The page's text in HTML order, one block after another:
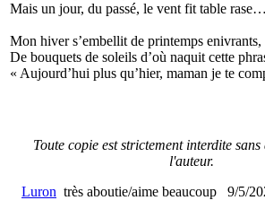
Mais un jour, du passé, le vent fit table rase…
Mon hiver s’embellit de printemps enivrants,
De bouquets de soleils d’où naquit cette
« Aujourd’hui plus qu’hier, maman je te
Toute copie est strictement interdite
l'auteur.
Luron très aboutie/aime beaucoup
9/5/